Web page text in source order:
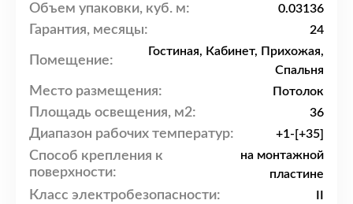
Объем упаковки, куб. м: 0.03136
Гарантия, месяцы: 24
Помещение:
Гостиная, Кабинет, Прихожая,
Спальня
Место размещения: Потолок
Площадь освещения, м2: 36
Диапазон рабочих температур: +1-[+35]
Способ крепления к
поверхности:
на монтажной
пластине
Класс электробезопасности: